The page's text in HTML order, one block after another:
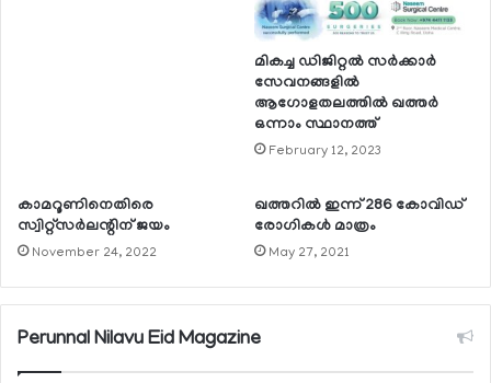
മികച്ച ഡിജിറ്റല്‍ സര്‍ക്കാര്‍
സേവനങ്ങളില്‍
ആഗോളതലത്തില്‍ ഖത്തര്‍
ഒന്നാം സ്ഥാനത്ത്
February 12, 2023
കാമറൂണിനെതിരെ
സ്വിറ്റ്‌സര്‍ലന്റിന് ജയം
November 24, 2022
ഖത്തറില്‍ ഇന്ന് 286 കോവിഡ്
രോഗികള്‍ മാത്രം
May 27, 2021
Perunnal Nilavu Eid Magazine